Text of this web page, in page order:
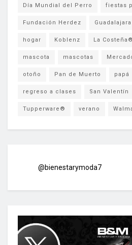
Día Mundial del Perro fiestas
Fundación Herdez Guadalajara
hogar Koblenz La Costeña®
mascota mascotas
otoño Pan de Muerto papá
regreso a clases San Valentín
Tupperware® verano
@bienestarymoda7